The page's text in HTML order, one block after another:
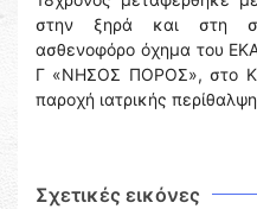
στην ξηρά και στη
ασθενοφόρο όχημα του
Γ «ΝΗΣΟΣ ΠΟΡΟΣ», στο
παροχή ιατρικής
Σχετικές εικόνες